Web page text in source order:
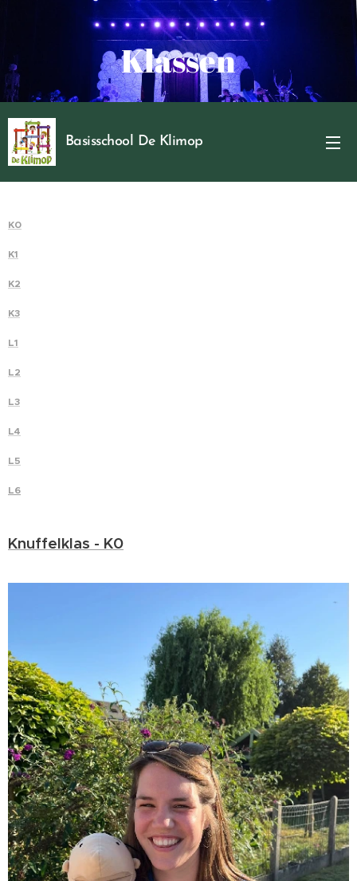
Basisschool De Klimop
Klassen
K0
K1
K2
K3
L1
L2
L3
L4
L5
L6
Knuffelklas - K0